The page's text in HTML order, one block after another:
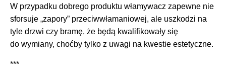
W przypadku dobrego produktu włamywacz zapewne nie
sforsuje „zapory” przeciwwłamaniowej, ale uszkodzi na
tyle drzwi czy bramę, że będą kwalifikowały się
do wymiany, choćby tylko z uwagi na kwestie estetyczne.
***